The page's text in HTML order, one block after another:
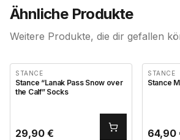
Ähnliche Produkte
Weitere Produkte, die dir gefallen
STANCE
Stance “Lanak Pass Snow over
the Calf” Socks
29,90 €
STANCE
Stance
64,90